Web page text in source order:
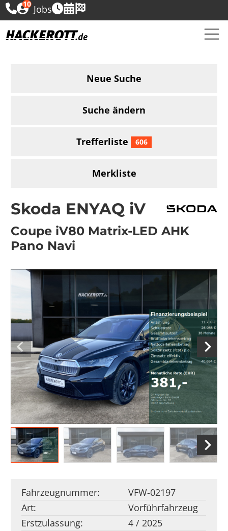
10 Jobs
Neue Suche
Suche ändern
Trefferliste 606
Merkliste
Skoda ENYAQ iV
Coupe iV80 Matrix-LED AHK
Pano Navi
Fahrzeugnummer:
VFW-02197
Art:
Vorführfahrzeug
Erstzulassung:
4 / 2025